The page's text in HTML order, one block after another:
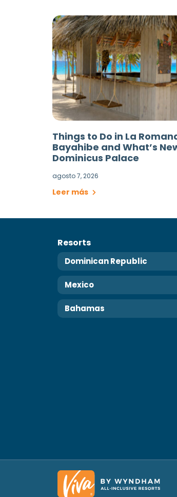
Things to Do in La
Bayahibe and What’s
Dominicus Palace
agosto 7, 2026
Leer más
Resorts
Dominican Republic
Mexico
Bahamas